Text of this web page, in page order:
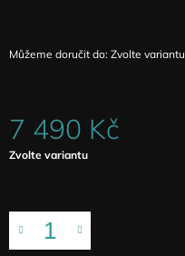
Můžeme doručit do: Zvolte variantu
7 490 Kč
Měrná
Zvolte variantu